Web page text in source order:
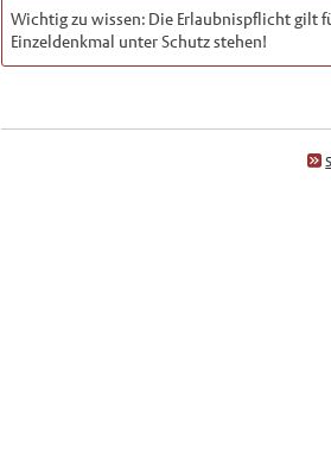
Wichtig zu wissen: Die Erlaubnispflicht gilt
Einzeldenkmal unter Schutz stehen!